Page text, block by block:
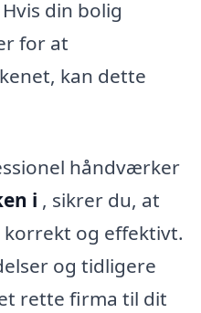
Hvis din bolig
for at
kan dette
håndværker
i , sikrer du, at
og effektivt.
og tidligere
rette firma til dit